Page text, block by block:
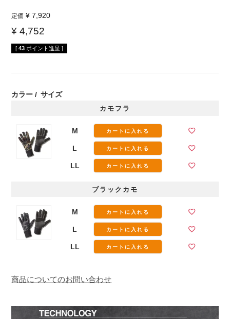
定価 ¥ 7,920
¥ 4,752
[ 43 ポイント進呈 ]
カラー サイズ
カモフラ
M カートに入れる
L カートに入れる
LL カートに入れる
ブラックカモ
M カートに入れる
L カートに入れる
LL カートに入れる
商品についてのお問い合わせ